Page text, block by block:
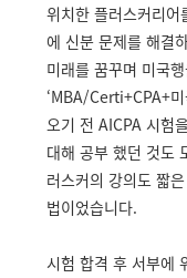
위치한 플러스커리
에 신분 문제를 해결
미래를 꿈꾸며 미국
‘MBA/Certi+CPA+
오기 전 AICPA 시험
대해 공부 했던 것도
러스커의 강의도 짧
법이었습니다.
시험 합격 후 서부에